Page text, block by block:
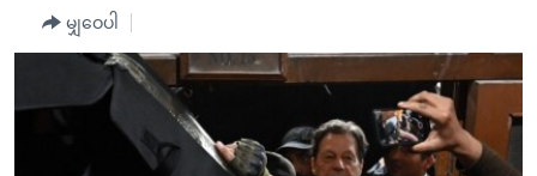
ကျော်
ကြည့်
ပင်မ
အမေရိကန်သုံးအီဒီယံ
မကြေးမုံရဲ့ အင်္ဂလိပ်စာ
ရုပ်ရှင်ထဲက အင်္ဂလိပ်စာ
သုတပဒေသာ အင်္ဂလိပ်စာ
အပတ်စဉ်ကဏ္ဍများ
ရေဒီယိုနှင့်ရုပ်သံ အချက်အလက်များ
ရေဒီယို/တီဗွီအစီအစဉ်
မျှဝေပါ